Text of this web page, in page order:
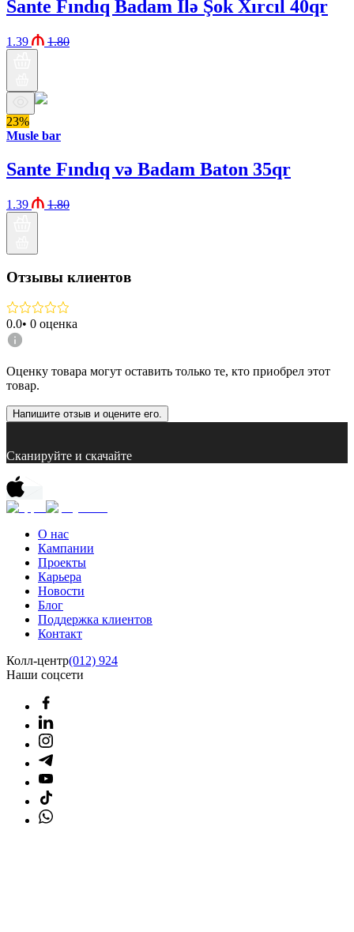
Sante Fındıq Badam Ilə Şok Xırcıl 40qr
1.39 1.80
23%
Musle bar
Sante Fındıq və Badam Baton 35qr
1.39 1.80
Отзывы клиентов
0.0• 0 оценка
Оценку товара могут оставить только те, кто приобрел этот
товар.
Напишите отзыв и оцените его.
Сканируйте и скачайте
О нас
Кампании
Проекты
Карьера
Новости
Блог
Поддержка клиентов
Контакт
Колл-центр(012) 924
Наши соцсети